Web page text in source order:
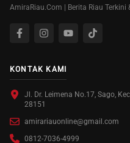
AmiraRiau.Com | Berita Riau Terkini
KONTAK KAMI
Jl. Dr. Leimena No.17, Sago,
28151
amirariauonline@gmail.com
0812-7036-4999